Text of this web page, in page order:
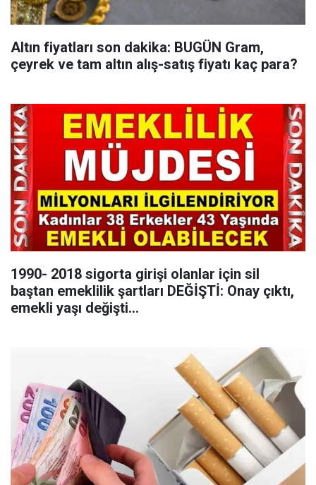
Altın fiyatları son dakika: BUGÜN Gram,
çeyrek ve tam altın alış-satış fiyatı kaç para?
1990- 2018 sigorta girişi olanlar için sil
baştan emeklilik şartları DEĞİŞTİ: Onay çıktı,
emekli yaşı değişti...